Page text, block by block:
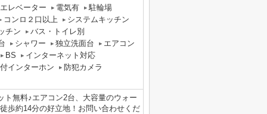
エレベーター
電気有
駐輪場
コンロ２口以上
システムキッチン
チン
バス・トイレ別
シャワー 独立洗面台
エアコン
BS
インターネット対応
インターホン
防犯カメラ
無料♪エアコン2台、大容量のウォー
歩約14分の好立地！お問い合わせくだ